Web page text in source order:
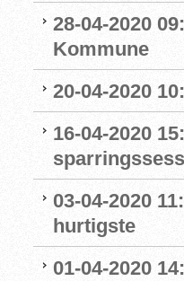
28-04-2020
Kommune
20-04-2020
16-04-2020
03-04-2020
hurtigste
01-04-2020